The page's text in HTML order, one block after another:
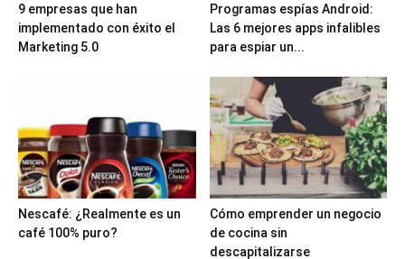
9 empresas que han
implementado con éxito el
Marketing 5.0
Programas espías Android:
Las 6 mejores apps infalibles
para espiar un...
Nescafé: ¿Realmente es un
café 100% puro?
Cómo emprender un negocio
de cocina sin
descapitalizarse